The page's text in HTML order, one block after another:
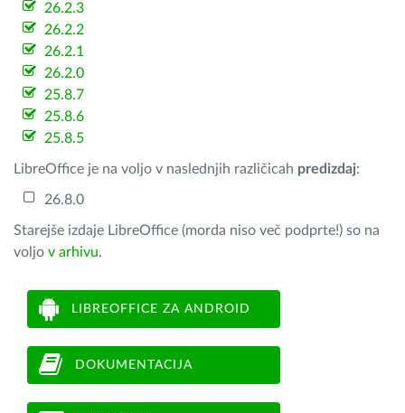
26.2.3
26.2.2
26.2.1
26.2.0
25.8.7
25.8.6
25.8.5
LibreOffice je na voljo v naslednjih različicah predizdaj:
26.8.0
Starejše izdaje LibreOffice (morda niso več podprte!) so na
voljo v arhivu.
LIBREOFFICE ZA ANDROID
DOKUMENTACIJA